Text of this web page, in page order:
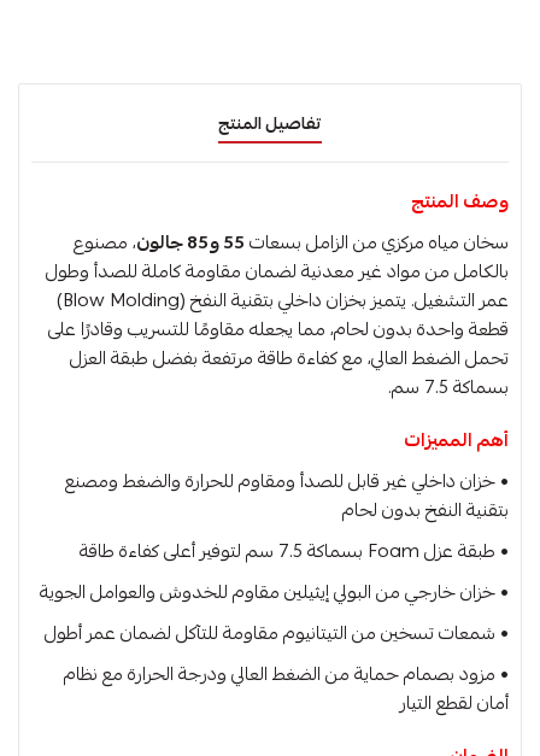
تفاصيل المنتج
وصف المنتج
سخان مياه مركزي من الزامل بسعات55 و85 جالون
، مصنوع
بالكامل من مواد غير معدنية لضمان مقاومة كاملة للصدأ وطول
عمر التشغيل. يتميز بخزان داخلي بتقنية النفخ (Blow Molding)
قطعة واحدة بدون لحام، مما يجعله مقاومًا للتسريب وقادرًا على
تحمل الضغط العالي، مع كفاءة طاقة مرتفعة بفضل طبقة العزل
بسماكة ‎7.5‎ سم.
أهم المميزات
• خزان داخلي غير قابل للصدأ ومقاوم للحرارة والضغط ومصنع
بتقنية النفخ بدون لحام
• طبقة عزل Foam بسماكة ‎7.5‎ سم لتوفير أعلى كفاءة طاقة
• خزان خارجي من البولي إيثيلين مقاوم للخدوش والعوامل الجوية
• شمعات تسخين من التيتانيوم مقاومة للتآكل لضمان عمر أطول
• مزود بصمام حماية من الضغط العالي ودرجة الحرارة مع نظام
أمان لقطع التيار